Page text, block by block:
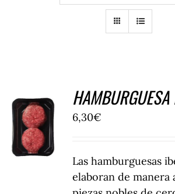
COMPRAR
/
DETALLES
6,30€
Las hamburguesas
elaboran de manera